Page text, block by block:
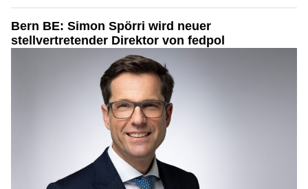
Bern BE: Simon Spörri wird neuer
stellvertretender Direktor von fedpol